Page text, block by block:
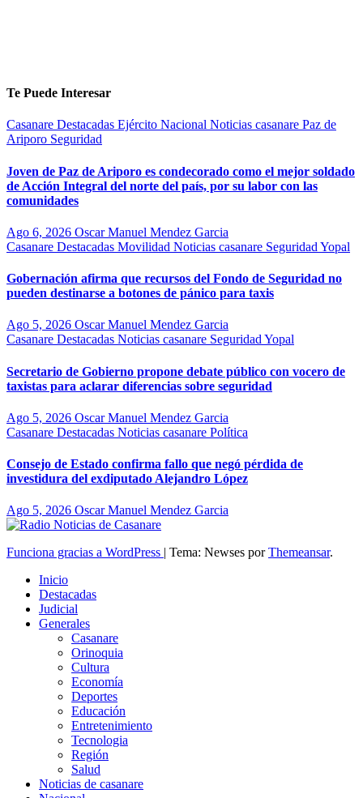
Te Puede Interesar
Casanare Destacadas Ejército Nacional Noticias casanare Paz de
Ariporo Seguridad
Joven de Paz de Ariporo es condecorado como el mejor soldado
de Acción Integral del norte del país, por su labor con las
comunidades
Ago 6, 2026 Oscar Manuel Mendez Garcia
Casanare Destacadas Movilidad Noticias casanare Seguridad Yopal
Gobernación afirma que recursos del Fondo de Seguridad no
pueden destinarse a botones de pánico para taxis
Ago 5, 2026 Oscar Manuel Mendez Garcia
Casanare Destacadas Noticias casanare SeguridadYopal
Secretario de Gobierno propone debate público con vocero de
taxistas para aclarar diferencias sobre seguridad
Ago 5, 2026 Oscar Manuel Mendez Garcia
Casanare Destacadas Noticias casanare Política
Consejo de Estado confirma fallo que negó pérdida de
investidura del exdiputado Alejandro López
Ago 5, 2026 Oscar Manuel Mendez Garcia
Funciona gracias a WordPress Tema: Newses porThemeansar.
Inicio
Destacadas
Judicial
Generales
Casanare
Orinoquia
Cultura
Economía
Deportes
Educación
Entretenimiento
Tecnologia
Región
Salud
Noticias de casanare